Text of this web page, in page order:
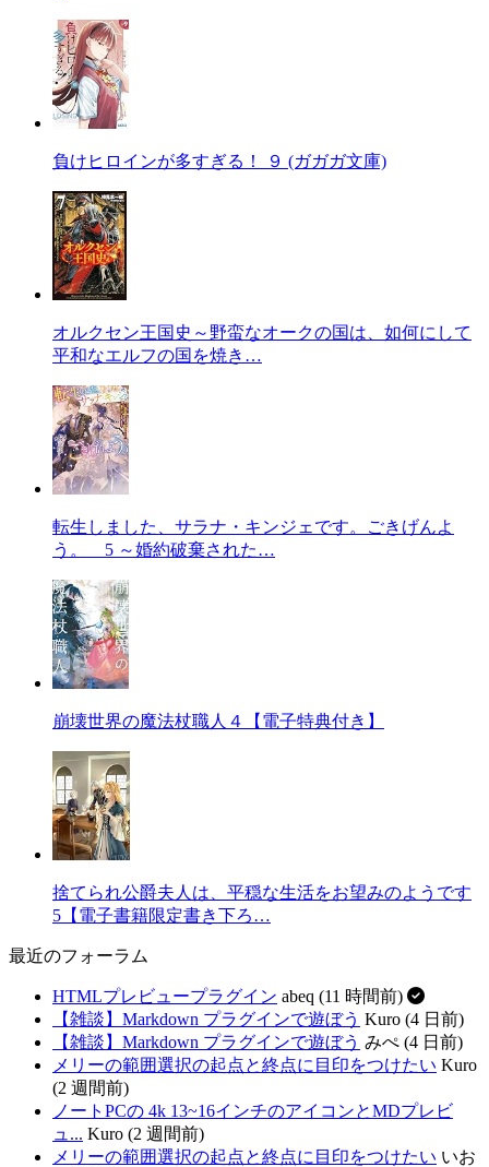
負けヒロインが多すぎる！ ９ (ガガガ文庫)
オルクセン王国史～野蛮なオークの国は、如何にして
平和なエルフの国を焼き…
転生しました、サラナ・キンジェです。ごきげんよ
う。 5 ～婚約破棄された…
崩壊世界の魔法杖職人４【電子特典付き】
捨てられ公爵夫人は、平穏な生活をお望みのようです
5【電子書籍限定書き下ろ…
最近のフォーラム
HTMLプレビュープラグイン abeq (11 時間前)
【雑談】Markdown プラグインで遊ぼう Kuro (4 日前)
【雑談】Markdown プラグインで遊ぼう みぺ (4 日前)
メリーの範囲選択の起点と終点に目印をつけたい Kuro
(2 週間前)
ノートPCの 4k 13~16インチのアイコンとMDプレビ
ュ... Kuro (2 週間前)
メリーの範囲選択の起点と終点に目印をつけたい いお